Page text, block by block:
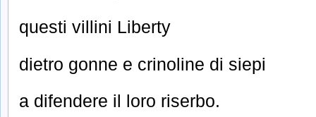
questi villini Liberty
dietro gonne e crinoline di siepi
a difendere il loro riserbo.